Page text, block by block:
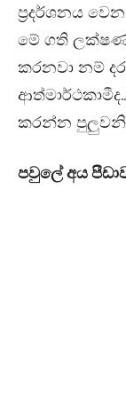
ප්‍රදර්ශනය
මේ ගති
කරනවා නම්
කරන්න
පවුලේ අය